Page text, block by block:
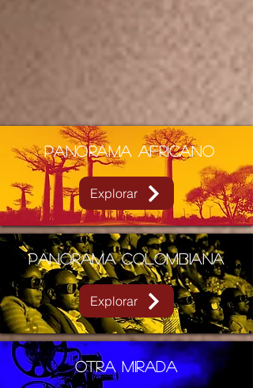
Panorama Africano
Explorar
PANORAMA colombiana
Explorar
Otra mirada